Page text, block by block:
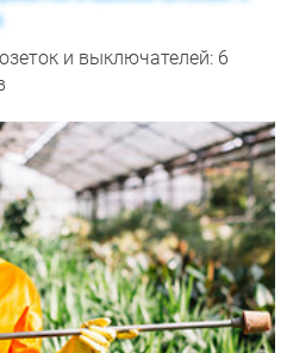
и выключателей: 6